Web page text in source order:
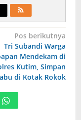
Pos berikutnya
Tri Subandi Warga
Mendekam di
Kutim, Simpan
di Kotak Rokok